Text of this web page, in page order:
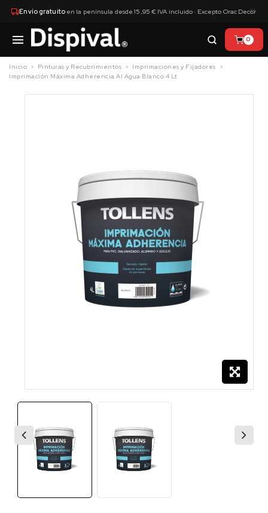
Envío gratuitoen la península desde 15,95 € IVA incluido · Excepto Orac Decor
×
0
Inicio Pinturas y Recubrimientos
Imprimaciones y Fijadores
Imprimación Máxima Adherencia Al Agua Blanco 4 Lt